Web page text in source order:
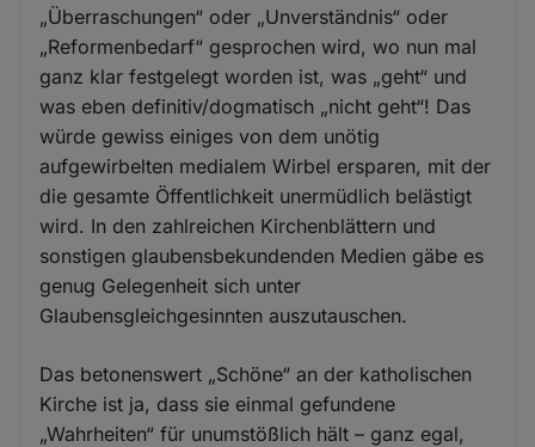
„Überraschungen“ oder „Unverständnis“ oder
„Reformenbedarf“ gesprochen wird, wo nun mal
ganz klar festgelegt worden ist, was „geht“ und
was eben definitiv/dogmatisch „nicht geht“! Das
würde gewiss einiges von dem unötig
aufgewirbelten medialem Wirbel ersparen, mit der
die gesamte Öffentlichkeit unermüdlich belästigt
wird. In den zahlreichen Kirchenblättern und
sonstigen glaubensbekundenden Medien gäbe es
genug Gelegenheit sich unter
Glaubensgleichgesinnten auszutauschen.
Das betonenswert „Schöne“ an der katholischen
Kirche ist ja, dass sie einmal gefundene
„Wahrheiten“ für unumstößlich hält – ganz egal,